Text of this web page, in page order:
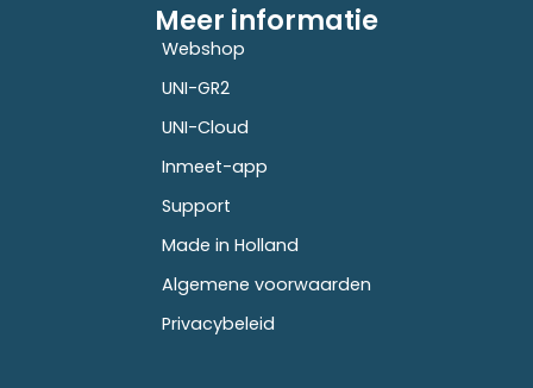
Meer informatie
Webshop
UNI-GR2
UNI-Cloud
Inmeet-app
Support
Made in Holland
Algemene voorwaarden
Privacybeleid